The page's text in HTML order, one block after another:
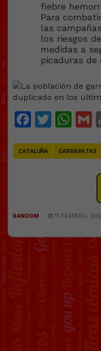
fiebre
Para
las
los riesgos de
medidas a
picaduras de
CATALUÑA GARRAPATAS
RANDOM 11 FEBRERO,